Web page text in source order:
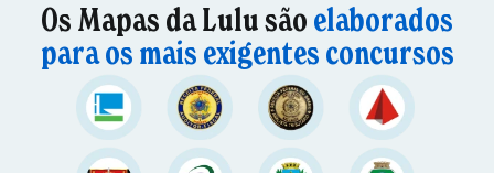
Os Mapas da Lulu são elaborados
para os mais exigentes concursos